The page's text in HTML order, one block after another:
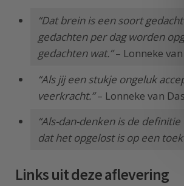
“Dat brein is een soort
gedachten per dag worden
gedachten wat.”– Lonneke van
“Als jij een stukje ongeluk
veerkracht.”– Lonneke van
“Als-dan-denken is de
dat het opgelost is op een
Links uit deze aflevering